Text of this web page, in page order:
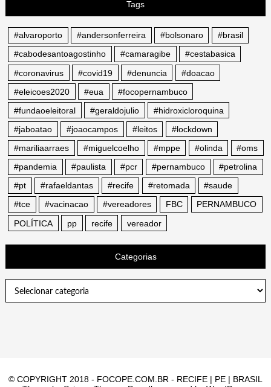
Tags
#alvaroporto #andersonferreira #bolsonaro
#brasil
#cabodesantoagostinho
#camaragibe
#cestabasica
#coronavirus
#covid19 #denuncia
#doacao
#eleicoes2020
#eua
#focopernambuco
#fundaoeleitoral
#geraldojulio
#hidroxicloroquina
#jaboatao
#joaocampos #leitos
#lockdown
#mariliaarraes
#miguelcoelho #mppe #olinda
#oms
#pandemia
#paulista #pcr #pernambuco
#petrolina
#pt
#rafaeldantas #recife #retomada
#saude
#tce
#vacinacao #vereadores FBC
PERNAMBUCO
POLÍTICA
pp recife vereador
Categorias
© COPYRIGHT 2018 - FOCOPE.COM.BR - RECIFE | PE | BRASIL